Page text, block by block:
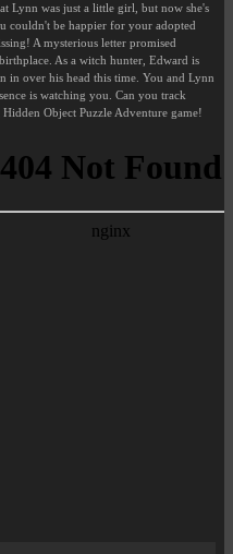
Lynn was just a little girl, but now she's
couldn't be happier for your adopted
A mysterious letter promised
As a witch hunter, Edward is
in over his head this time. You and Lynn
is watching you. Can you track
Object Puzzle Adventure game!